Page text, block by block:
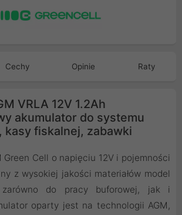
Cechy Opinie Raty
VRLA 12V 1.2Ah
akumulator do systemu
kasy fiskalnej, zabawki
Green Cell o napięciu 12V i pojemności
z wysokiej jakości materiałów model
zarówno do pracy buforowej, jak i
oparty jest na technologii AGM,